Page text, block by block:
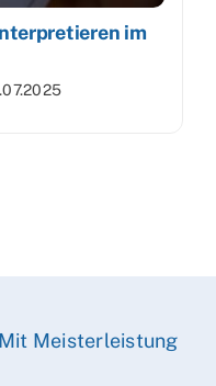
im
Meisterleistung